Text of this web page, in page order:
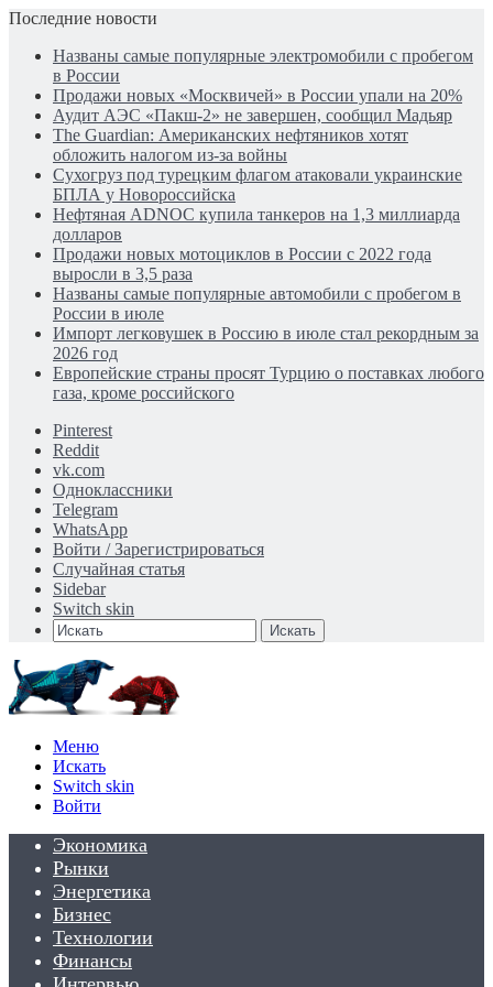
Последние новости
Названы самые популярные электромобили с пробегом
в России
Продажи новых «Москвичей» в России упали на 20%
Аудит АЭС «Пакш-2» не завершен, сообщил Мадьяр
The Guardian: Американских нефтяников хотят
обложить налогом из-за войны
Сухогруз под турецким флагом атаковали украинские
БПЛА у Новороссийска
Нефтяная ADNOC купила танкеров на 1,3 миллиарда
долларов
Продажи новых мотоциклов в России с 2022 года
выросли в 3,5 раза
Названы самые популярные автомобили с пробегом в
России в июле
Импорт легковушек в Россию в июле стал рекордным за
2026 год
Европейские страны просят Турцию о поставках любого
газа, кроме российского
Pinterest
Reddit
vk.com
Одноклассники
Telegram
WhatsApp
Войти / Зарегистрироваться
Случайная статья
Sidebar
Switch skin
Искать
Меню
Искать
Switch skin
Войти
Экономика
Рынки
Энергетика
Бизнес
Технологии
Финансы